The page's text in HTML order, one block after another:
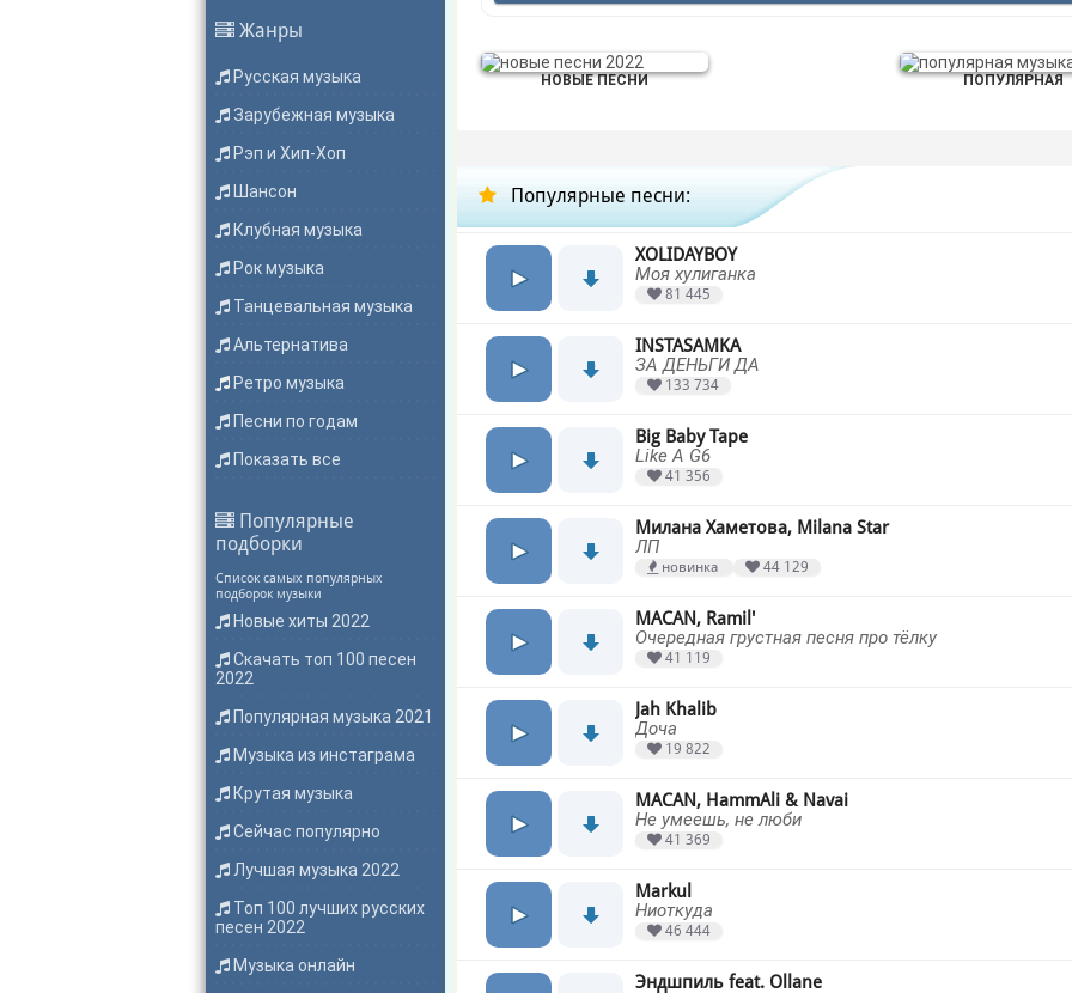
Жанры
Русская музыка
Зарубежная музыка
Рэп и Хип-Хоп
Шансон
Клубная музыка
Рок музыка
Танцевальная музыка
Альтернатива
Ретро музыка
Песни по годам
Показать все
Популярные
подборки
Список самых популярных
подборок музыки
Новые хиты 2022
Скачать топ 100 песен
2022
Популярная музыка 2021
Музыка из инстаграма
Крутая музыка
Сейчас популярно
Лучшая музыка 2022
Топ 100 лучших русских
песен 2022
Музыка онлайн
НОВЫЕ ПЕСНИ ПОПУЛЯРНАЯ
Популярные песни:
XOLIDAYBOY
Моя хулиганка
81 445
INSTASAMKA
ЗА ДЕНЬГИ ДА
133 734
Big Baby Tape
Like A G6
41 356
Милана Хаметова, Milana Star
ЛП
новинка 44 129
MACAN, Ramil'
Очередная грустная песня про тёлку
41 119
Jah Khalib
Доча
19 822
MACAN, HammAli & Navai
Не умеешь, не люби
41 369
Markul
Ниоткуда
46 444
Эндшпиль feat. Ollane